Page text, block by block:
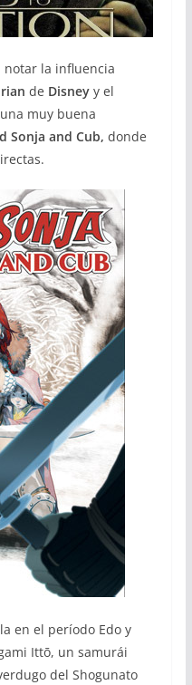
la influencia
de Disneyy el
muy buena
Sonja and Cub, donde
en el período Edo y
Ittō, un samurái
del Shogunato